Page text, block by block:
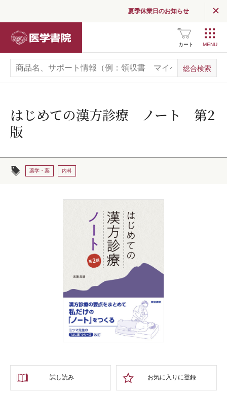
夏季休業日のお知らせ
カート
はじめての漢方診療 ノート 第2
版
薬学・薬 内科
試し読み お気に入りに登録